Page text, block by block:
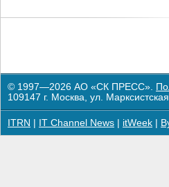
© 1997—2026 АО «СК ПРЕСС».
109147 г. Москва, ул.
ITRN IT Channel News itWeek